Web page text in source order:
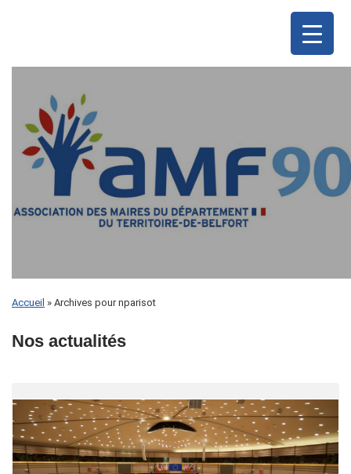
Accueil » Archives pour nparisot
Nos actualités